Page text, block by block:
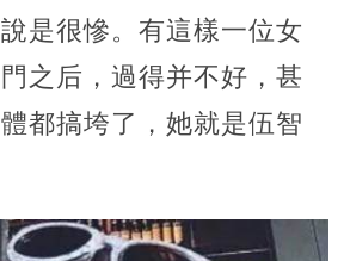
是很慘。有這樣一位女
之后，過得并不好，甚
都搞垮了，她就是伍智